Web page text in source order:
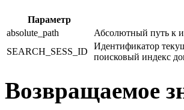
Параметр
absolute_path
Абсолютный путь к
SEARCH_SESS_ID
Идентификатор
поисковый индекс
Возвращаемое